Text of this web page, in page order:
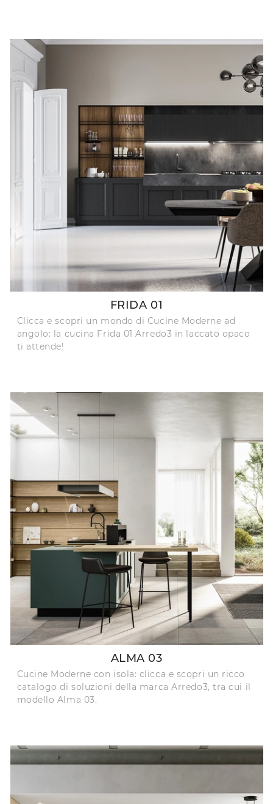
FRIDA 01
Clicca e scopri un mondo di Cucine Moderne ad
angolo: la cucina Frida 01 Arredo3 in laccato opaco
ti attende!
ALMA 03
Cucine Moderne con isola: clicca e scopri un ricco
catalogo di soluzioni della marca Arredo3, tra cui il
modello Alma 03.